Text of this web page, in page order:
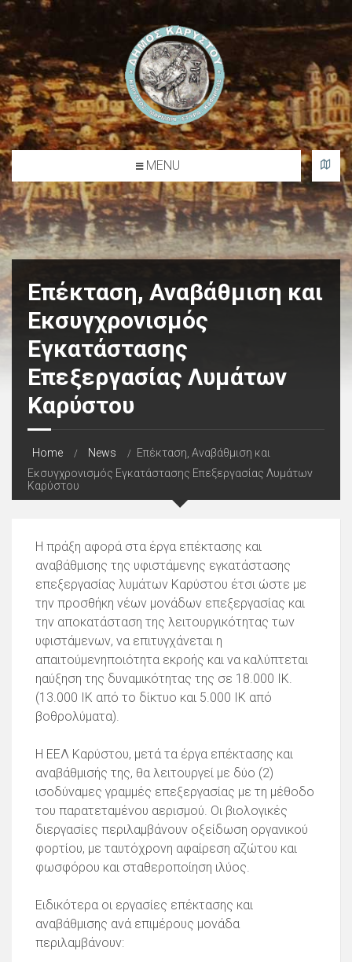
o
MENU
Δήμος Καρύστου
Επέκταση, Αναβάθμιση και
Εκσυγχρονισμός
Εγκατάστασης
Επεξεργασίας Λυμάτων
Καρύστου
Home News
Επέκταση, Αναβάθμιση και
Εκσυγχρονισμός Εγκατάστασης Επεξεργασίας Λυμάτων
Καρύστου
Η πράξη αφορά στα έργα επέκτασης και
αναβάθμισης της υφιστάμενης εγκατάστασης
επεξεργασίας λυμάτων Καρύστου έτσι ώστε με
την προσθήκη νέων μονάδων επεξεργασίας και
την αποκατάσταση της λειτουργικότητας των
υφιστάμενων, να επιτυγχάνεται η
απαιτούμενηποιότητα εκροής και να καλύπτεται
ηαύξηση της δυναμικότητας της σε 18.000 ΙΚ.
(13.000 ΙΚ από το δίκτυο και 5.000 ΙΚ από
βοθρολύματα).
Η ΕΕΛ Καρύστου, μετά τα έργα επέκτασης και
αναβάθμισής της, θα λειτουργεί με δύο (2)
ισοδύναμες γραμμές επεξεργασίας με τη μέθοδο
του παρατεταμένου αερισμού. Οι βιολογικές
διεργασίες περιλαμβάνουν οξείδωση οργανικού
φορτίου, με ταυτόχρονη αφαίρεση αζώτου και
φωσφόρου και σταθεροποίηση ιλύος.
Ειδικότερα οι εργασίες επέκτασης και
αναβάθμισης ανά επιμέρους μονάδα
περιλαμβάνουν: